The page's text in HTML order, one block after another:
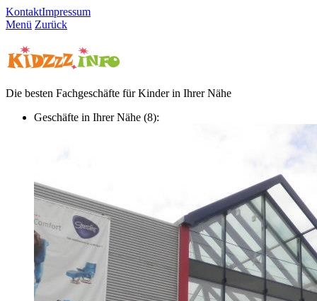
KontaktImpressum
Menü Zurück
Die besten Fachgeschäfte für Kinder in Ihrer Nähe
Geschäfte in Ihrer Nähe (8):